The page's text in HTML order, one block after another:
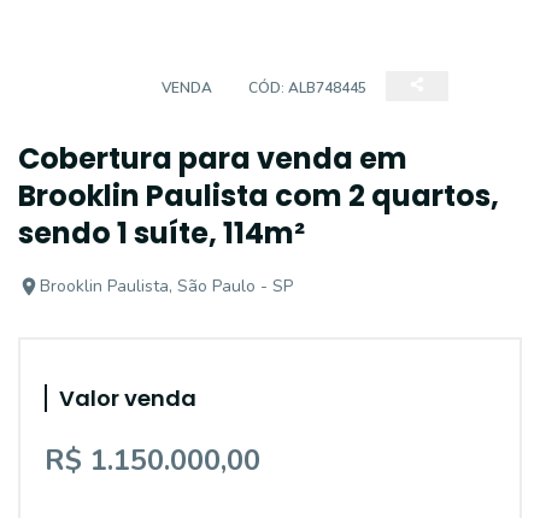
VENDA CÓD: ALB748445
Cobertura para venda em
Brooklin Paulista com 2 quartos,
sendo 1 suíte, 114m²
Brooklin Paulista, São Paulo - SP
Valor venda
R$ 1.150.000,00